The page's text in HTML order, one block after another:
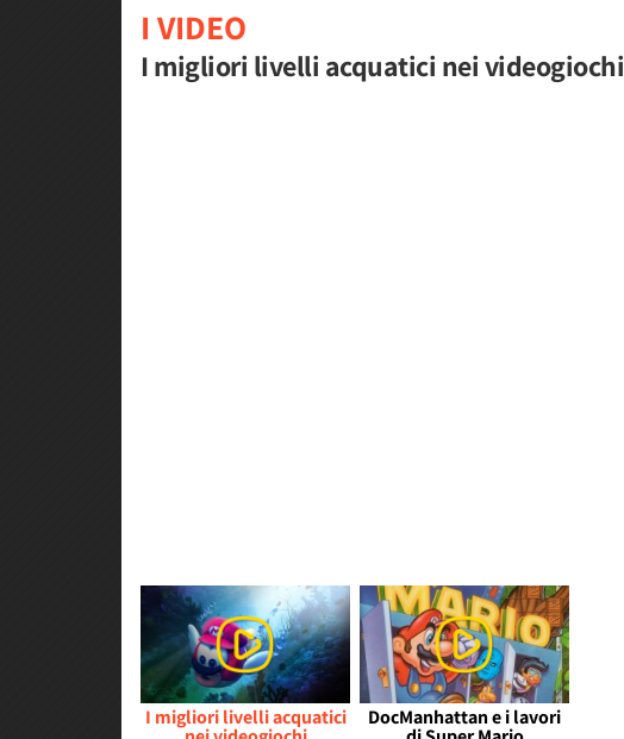
I VIDEO
I migliori livelli acquatici nei videogiochi
I migliori livelli acquatici DocManhattan e i lavori